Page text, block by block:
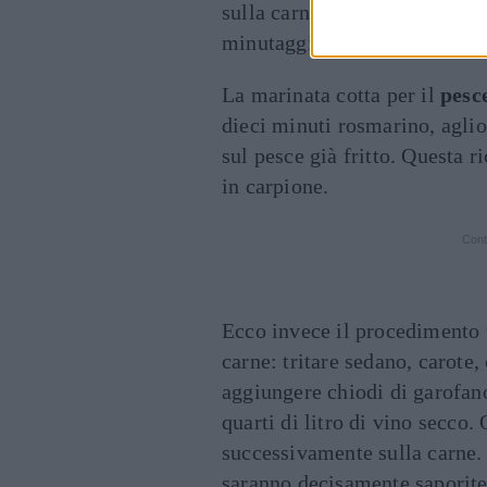
sulla carne, facendola
minutaggio richiesto dalla
La marinata cotta per il
dieci minuti rosmarino,
sul pesce già fritto. Questa
in carpione.
Ecco invece il procedimento
carne: tritare sedano,
aggiungere chiodi di
quarti di litro di vino secco.
successivamente sulla